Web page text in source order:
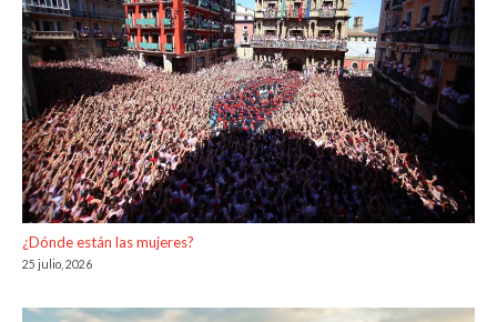
¿Dónde están las mujeres?
25 julio, 2026